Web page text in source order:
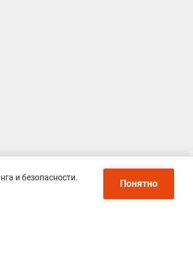
и безопасности.
Понятно